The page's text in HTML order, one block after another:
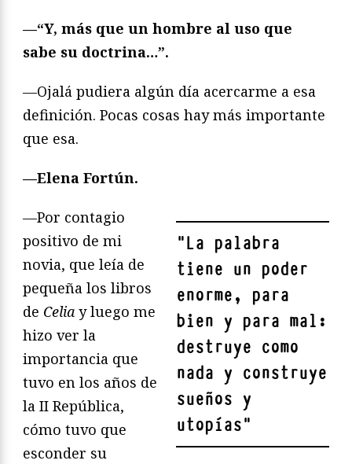
—“Y, más que un hombre al uso que
sabe su doctrina…”.
—Ojalá pudiera algún día acercarme a esa
definición. Pocas cosas hay más importante
que esa.
—Elena Fortún.
"La palabra
tiene un poder
enorme, para
bien y para mal:
destruye como
nada y construye
sueños y
utopías"
—Por contagio
positivo de mi
novia, que leía de
pequeña los libros
de Celia y luego me
hizo ver la
importancia que
tuvo en los años de
la II República,
cómo tuvo que
esconder su